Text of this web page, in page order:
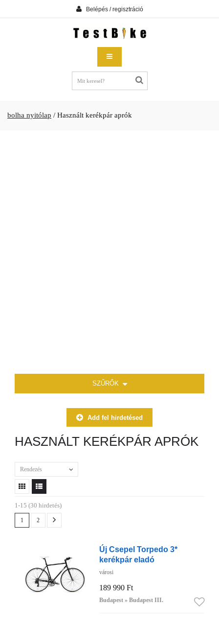
Belépés / regisztráció
bolha nyitólap / Használt kerékpár aprók
SZŰRŐK
Add fel hirdetésed
HASZNÁLT KERÉKPÁR APRÓK
Rendezés
1-15 (30 hirdetés)
1 2
Új Csepel Torpedo 3*
kerékpár eladó
városi
189 990 Ft
Budapest » Budapest III.